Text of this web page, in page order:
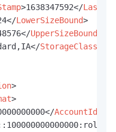
>1638347592</
</LowerSizeBound>
</UpperSizeBound
</StorageClass
>
>
</AccountId